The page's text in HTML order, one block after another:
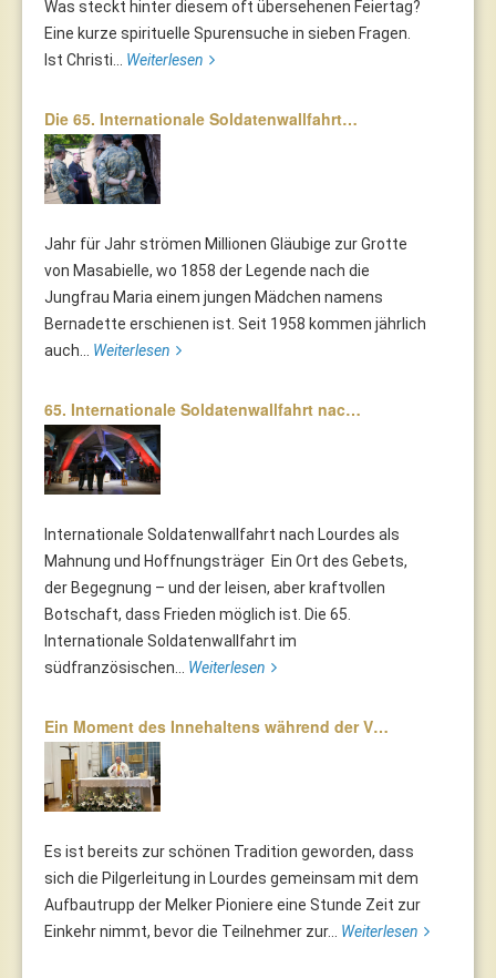
Was steckt hinter diesem oft übersehenen Feiertag?
Eine kurze spirituelle Spurensuche in sieben Fragen.
Ist Christi... Weiterlesen
Die 65. Internationale Soldatenwallfahrt…
Jahr für Jahr strömen Millionen Gläubige zur Grotte
von Masabielle, wo 1858 der Legende nach die
Jungfrau Maria einem jungen Mädchen namens
Bernadette erschienen ist. Seit 1958 kommen jährlich
auch... Weiterlesen
65. Internationale Soldatenwallfahrt nac…
Internationale Soldatenwallfahrt nach Lourdes als
Mahnung und Hoffnungsträger Ein Ort des Gebets,
der Begegnung – und der leisen, aber kraftvollen
Botschaft, dass Frieden möglich ist. Die 65.
Internationale Soldatenwallfahrt im
südfranzösischen... Weiterlesen
Ein Moment des Innehaltens während der V…
Es ist bereits zur schönen Tradition geworden, dass
sich die Pilgerleitung in Lourdes gemeinsam mit dem
Aufbautrupp der Melker Pioniere eine Stunde Zeit zur
Einkehr nimmt, bevor die Teilnehmer zur... Weiterlesen